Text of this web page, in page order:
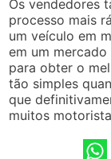
Os vendedores
processo mais
um veículo em
em um
para obter o
tão simples
que
muitos